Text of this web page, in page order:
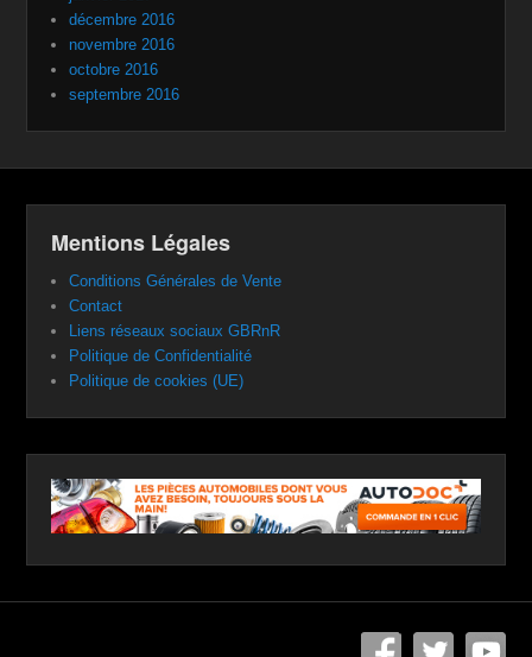
décembre 2016
novembre 2016
octobre 2016
septembre 2016
Mentions Légales
Conditions Générales de Vente
Contact
Liens réseaux sociaux GBRnR
Politique de Confidentialité
Politique de cookies (UE)